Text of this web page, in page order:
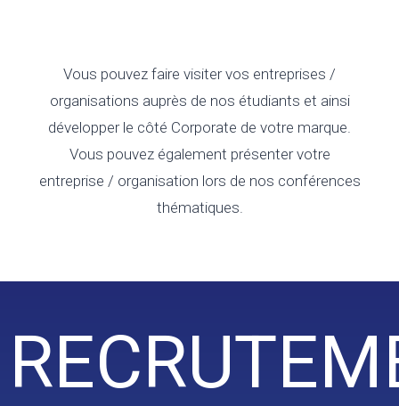
Vous pouvez faire visiter vos entreprises /
organisations auprès de nos étudiants et ainsi
développer le côté Corporate de votre marque.
Vous pouvez également présenter votre
entreprise / organisation lors de nos conférences
thématiques.